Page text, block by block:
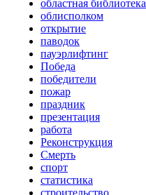
областная библиотека
облисполком
открытие
паводок
пауэрлифтинг
Победа
победители
пожар
праздник
презентация
работа
Реконструкция
Смерть
спорт
статистика
строительство